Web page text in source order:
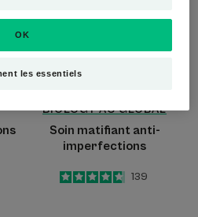
BIOLOGY AC GLOBAL
Soin matifiant anti-
imperfections
4.7
/
5
139
les essentiels
OK